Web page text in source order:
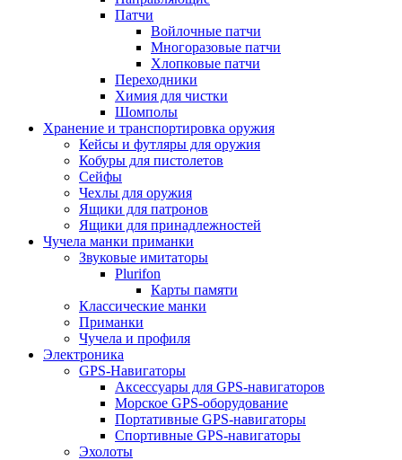
Патчи
Войлочные патчи
Многоразовые патчи
Хлопковые патчи
Переходники
Химия для чистки
Шомполы
Хранение и транспортировка оружия
Кейсы и футляры для оружия
Кобуры для пистолетов
Сейфы
Чехлы для оружия
Ящики для патронов
Ящики для принадлежностей
Чучела манки приманки
Звуковые имитаторы
Plurifon
Карты памяти
Классические манки
Приманки
Чучела и профиля
Электроника
GPS-Навигаторы
Аксессуары для GPS-навигаторов
Морское GPS-оборудование
Портативные GPS-навигаторы
Спортивные GPS-навигаторы
Эхолоты